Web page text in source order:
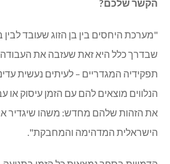
הקשר שלכם?
"מערכת היחסים בין בן הזוג שעובד לבין
שבדרך כלל היא זאת שעזבה את
תפקידיה המגדריים – לעיתים נעשית
הנלווים מוצאים להם עם הזמן עיסוק או
את הזהות שלהם מחדש: משהו שיגדיר
הישראלית המדהימה והמחבקת".